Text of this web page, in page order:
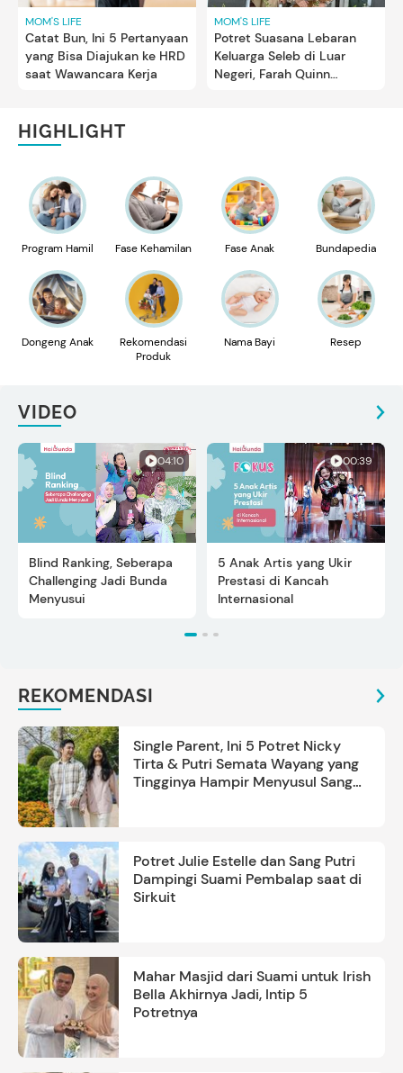
MOM'S LIFE
Catat Bun, Ini 5 Pertanyaan
yang Bisa Diajukan ke HRD
saat Wawancara Kerja
MOM'S LIFE
Potret Suasana Lebaran
Keluarga Seleb di Luar
Negeri, Farah Quinn
HIGHLIGHT
Program Hamil Fase Kehamilan Fase Anak Bundapedia
Dongeng Anak
Rekomendasi
Produk
Nama Bayi Resep
VIDEO
04:10
Blind Ranking, Seberapa
Challenging Jadi Bunda
Menyusui
00:39
5 Anak Artis yang Ukir
Prestasi di Kancah
Internasional
REKOMENDASI
Single Parent, Ini 5 Potret Nicky
Tirta & Putri Semata Wayang yang
Tingginya Hampir Menyusul Sang
Potret Julie Estelle dan Sang Putri
Dampingi Suami Pembalap saat di
Sirkuit
Mahar Masjid dari Suami untuk Irish
Bella Akhirnya Jadi, Intip 5
Potretnya